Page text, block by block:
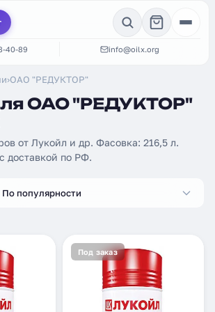
40-89 info@oilx.org
›ОАО "РЕДУКТОР"
ОАО "РЕДУКТОР"
от Лукойл и др. Фасовка: 216,5 л.
доставкой по РФ.
По популярности
Под заказ